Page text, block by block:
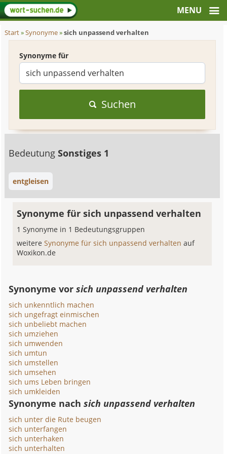
Start»Synonyme»sich unpassend verhalten
Synonyme für
Suchen
BedeutungSonstiges 1
entgleisen
Synonyme für sich unpassend verhalten
1 Synonyme in 1 Bedeutungsgruppen
weitereSynonyme für sich unpassend verhaltenauf
Woxikon.de
Synonyme vorsich unpassend verhalten
sich unkenntlich machen
sich ungefragt einmischen
sich unbeliebt machen
sich umziehen
sich umwenden
sich umtun
sich umstellen
sich umsehen
sich ums Leben bringen
sich umkleiden
Synonyme nachsich unpassend verhalten
sich unter die Rute beugen
sich unterfangen
sich unterhaken
sich unterhalten